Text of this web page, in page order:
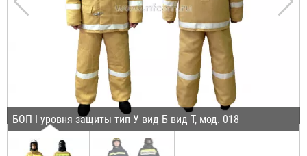
БОП I уровня защиты тип У вид Б вид Т, мод. 018